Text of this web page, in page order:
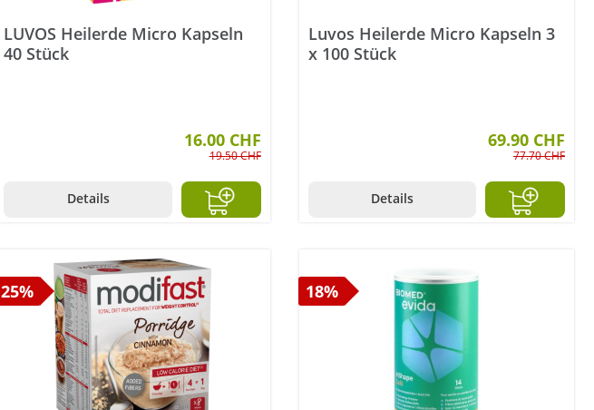
LUVOS Heilerde Micro Kapseln
40 Stück
16.00 CHF
19.50 CHF
Details
Luvos Heilerde Micro Kapseln 3
x 100 Stück
69.90 CHF
77.70 CHF
Details
25% 18%